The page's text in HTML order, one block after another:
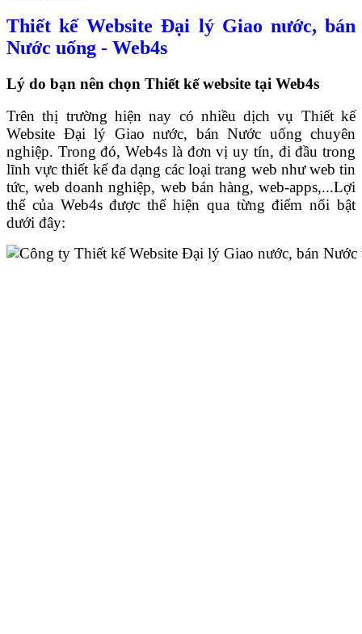
Thiết kế Website Đại lý Giao nước, bán
Nước uống - Web4s
Lý do bạn nên chọn Thiết kế website tại Web4s
Trên thị trường hiện nay có nhiều dịch vụ Thiết kế
Website Đại lý Giao nước, bán Nước uống chuyên
nghiệp. Trong đó, Web4s là đơn vị uy tín, đi đầu trong
lĩnh vực thiết kế đa dạng các loại trang web như web tin
tức, web doanh nghiệp, web bán hàng, web-apps,...Lợi
thế của Web4s được thể hiện qua từng điểm nổi bật
dưới đây: